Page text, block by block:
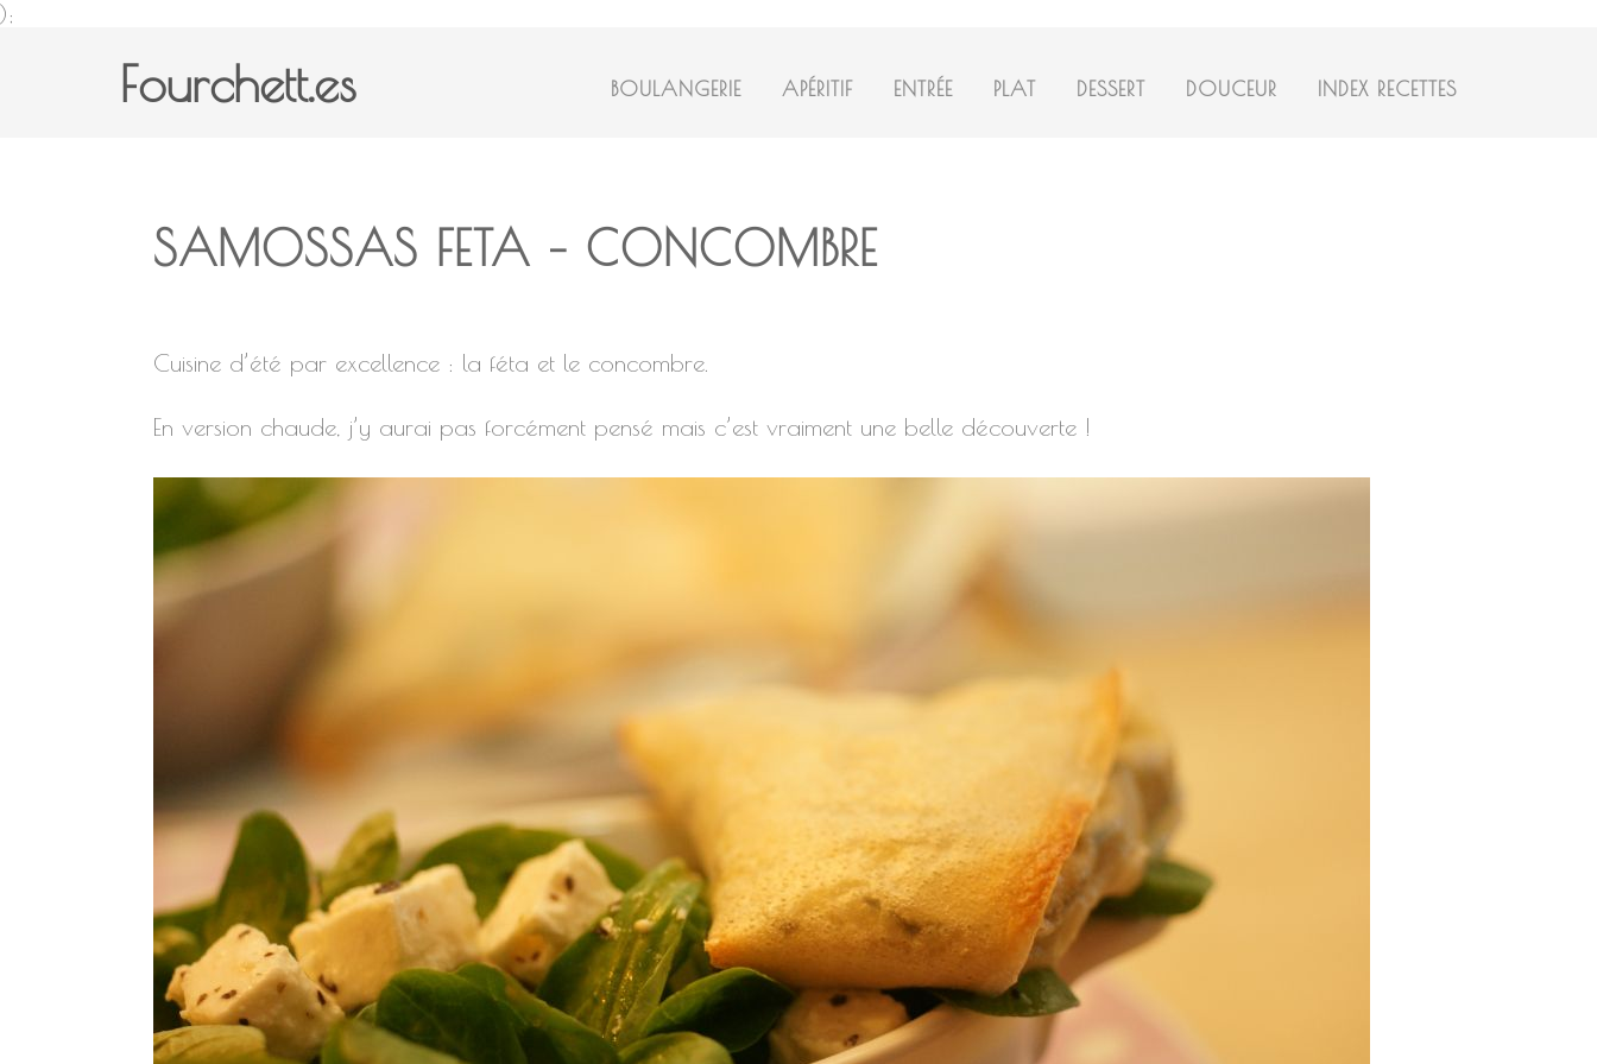
);
Fourchett.es BOULANGERIE APÉRITIF ENTRÉE PLAT DESSERT DOUCEUR INDEX RECETTES
SAMOSSAS FETA – CONCOMBRE
Cuisine d’été par excellence : la féta et le concombre.
En version chaude, j’y aurai pas forcément pensé mais c’est vraiment une belle découverte !